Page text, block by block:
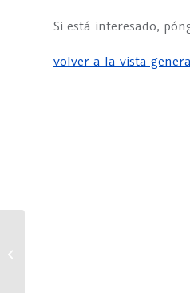
Si está interesado,
volver a la vista